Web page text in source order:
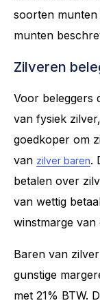
soorten
munten
Zilveren
Voor beleggers
van fysiek
goedkoper om
van zilver baren.
betalen over
van wettig
winstmarge van
Baren van
gunstige
met 21% BTW.